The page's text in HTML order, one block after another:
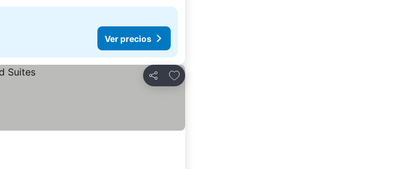
Ver precios
Compartir
Agregar a favoritos